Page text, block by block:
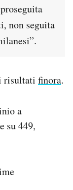
non seguita
risultati finora.
a
su 449,